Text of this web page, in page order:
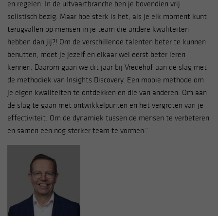
Om u de best mogelijke ervaring te bieden op onze
website, gebruiken wij en derde partijen cookies.
Cookies zijn kleine bestandjes die een website
opslaat op uw computer, tablet of telefoon. Hiermee
kunnen wij en derde partijen gegevens verwerken
om hiermee te proberen onze website te verbeteren.
Hieronder kunt u aangeven of u toestemming geeft
voor het plaatsen van cookies en zo ja, waarvoor
precies. Let op: noodzakelijke cookies kunt u niet
aanpassen door linksonder op cookie-instellingen te
klikken.
en regelen. In de uitvaartbranche ben je bovendien vrij
solistisch bezig. Maar hoe sterk is het, als je elk moment kunt
terugvallen op mensen in je team die andere kwaliteiten
hebben dan jij?! Om de verschillende talenten beter te kunnen
benutten, moet je jezelf en elkaar wel eerst beter leren
kennen. Daarom gaan we dit jaar bij Vredehof aan de slag met
de methodiek van Insights Discovery. Een mooie methode om
je eigen kwaliteiten te ontdekken en die van anderen. Om aan
de slag te gaan met ontwikkelpunten en het vergroten van je
effectiviteit. Om de dynamiek tussen de mensen te verbeteren
en samen een nog sterker team te vormen.”